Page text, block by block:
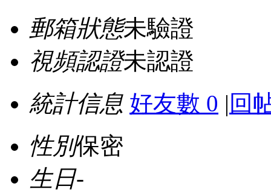
郵箱狀態未驗證
視頻認證未認證
統計信息 好友數 0 | 回
性別保密
生日-